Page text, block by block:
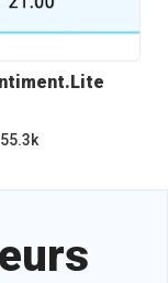
55.3k